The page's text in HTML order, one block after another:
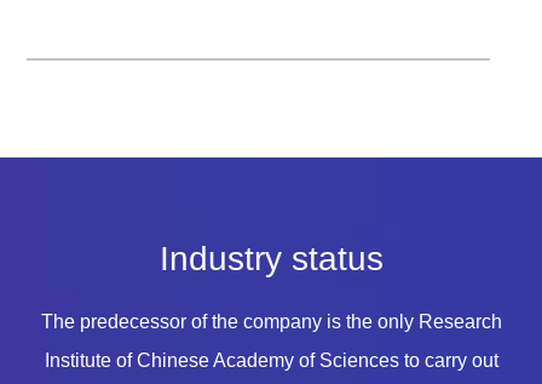
Industry status
The predecessor of the company is the only Research
Institute of Chinese Academy of Sciences to carry out